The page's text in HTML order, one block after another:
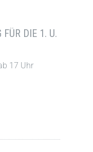
DIE 1. U.
17 Uhr